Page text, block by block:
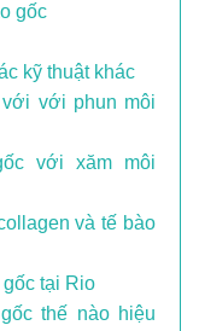
gốc
kỹ thuật khác
với phun môi
với xăm môi
và tế bào
tại Rio
thế nào hiệu